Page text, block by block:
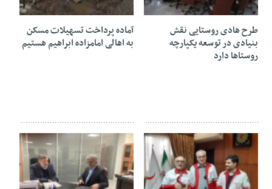
۳۰ بهمن ۱۴۰۳
طرح هادی روستایی نقش
بنیادی در توسعه یکپارچه
روستاها دارد
۳۰ بهمن ۱۴۰۳
آماده پرداخت تسهیلات مسکن
به اهالی امامزاده ابراهیم هستیم